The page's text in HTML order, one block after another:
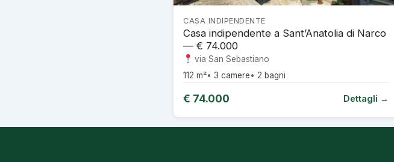
CASA INDIPENDENTE
Casa indipendente a Sant’Anatolia di Narco
— € 74.000
via San Sebastiano
112 m²
3 camere 2 bagni
€ 74.000 Dettagli →